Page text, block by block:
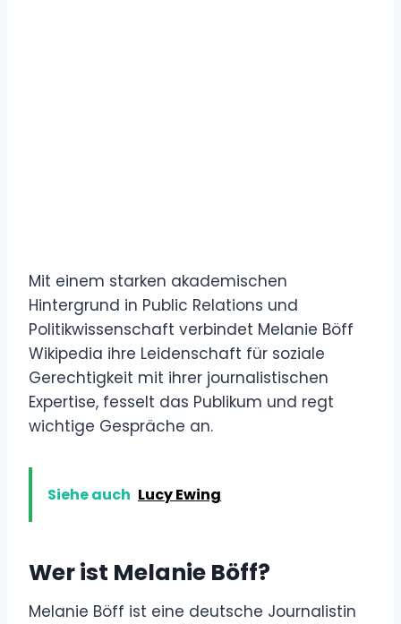
Mit einem starken akademischen
Hintergrund in Public Relations und
Politikwissenschaft verbindet Melanie Böff
Wikipedia ihre Leidenschaft für soziale
Gerechtigkeit mit ihrer journalistischen
Expertise, fesselt das Publikum und regt
wichtige Gespräche an.
Siehe auch Lucy Ewing
Wer ist Melanie Böff?
Melanie Böff ist eine deutsche Journalistin